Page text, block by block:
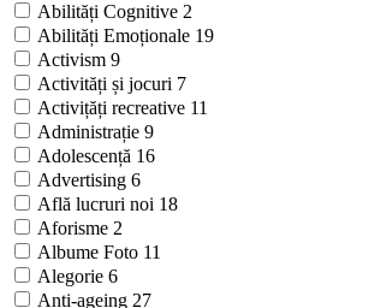
Abilități Cognitive 2
Abilități Emoționale 19
Activism 9
Activități și jocuri 7
Activițăți recreative 11
Administrație 9
Adolescență 16
Advertising 6
Află lucruri noi 18
Aforisme 2
Albume Foto 11
Alegorie 6
Anti-ageing 27